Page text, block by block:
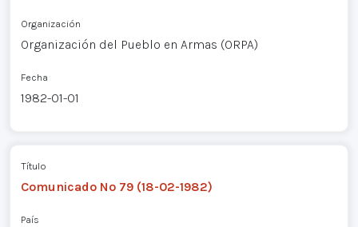
Organización
Organización del Pueblo en Armas (ORPA)
Fecha
1982-01-01
Título
Comunicado Nº 79 (18-02-1982)
País